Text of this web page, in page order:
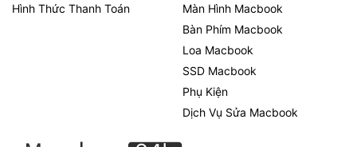
Hình Thức Thanh Toán
Màn Hình Macbook
Bàn Phím Macbook
Loa Macbook
SSD Macbook
Phụ Kiện
Dịch Vụ Sửa Macbook